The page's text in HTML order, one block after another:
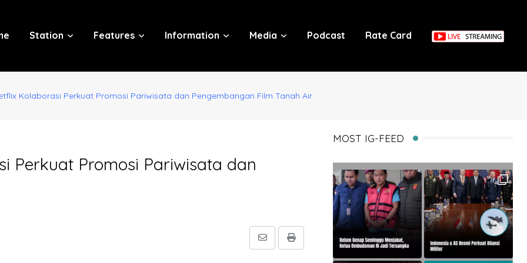
Station Features Information Media Podcast Rate Card
Kolaborasi Perkuat Promosi Pariwisata dan Pengembangan Film Tanah Air
Perkuat Promosi Pariwisata dan
Print
Share
MOST IG-FEED